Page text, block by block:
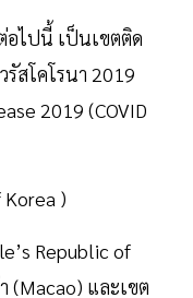
อไปนี้ เป็นเขตติด
สโคโรนา 2019
2019 (COVID
)
Republic of
(Macao) และเขต